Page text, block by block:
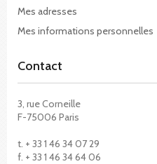
Mes adresses
Mes informations personnelles
Contact
3, rue Corneille
F-75006 Paris
t. + 33 1 46 34 07 29
f. + 33 1 46 34 64 06